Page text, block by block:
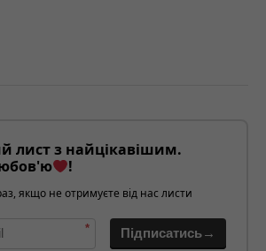
лист з найцікавішим.
!
якщо не отримуєте від нас листи
* Підписатись→